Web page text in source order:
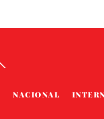
To
NACIONAL